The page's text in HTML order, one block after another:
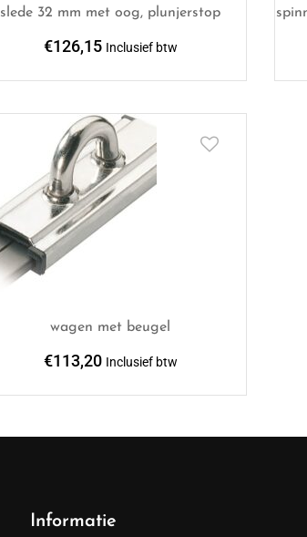
slede 32 mm met oog, plunjerstop
€126,15 Inclusief btw
wagen met beugel
€113,20 Inclusief btw
Informatie